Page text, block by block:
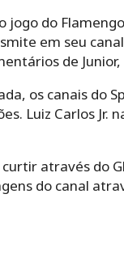
jogo do
em seu
de
os canais do
Luiz Carlos Jr.
através do
do canal